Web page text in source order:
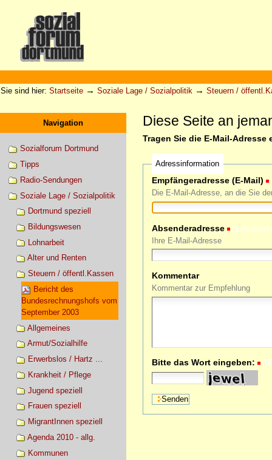
Werkzeuge
Sie sind hier: Startseite → Soziale Lage / Sozialpolitik → Steuern /
Navigation
Sozialforum Dortmund
Tipps
Radio-Sendungen
Soziale Lage / Sozialpolitik
Dortmund speziell
Bildungswesen
Lohnarbeit
Alter und Renten
Steuern / öffentl.Kassen
Bericht des
Bundesrechnungshofs vom
September 2003
Allgemeines
Armut/Sozialhilfe
Erwerbslos / Hartz ...
Krankheit / Pflege
Jugend speziell
Frauen speziell
MigrantInnen speziell
Agenda 2010 - allg.
Kommunen
Diese Seite an
Tragen Sie die E-Mail-
Adressinformation
Empfängeradresse (E-Mail)
Die E-Mail-Adresse, an die Sie
Absenderadresse
Ihre E-Mail-Adresse
Kommentar
Kommentar zur Empfehlung
Bitte das Wort eingeben: